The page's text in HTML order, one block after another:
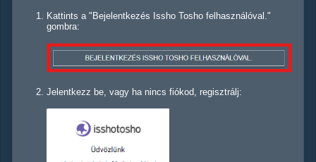
Kattints a "Bejelentkezés Issho Tosho felhasználóval."
gombra:
Jelentkezz be, vagy ha nincs fiókod, regisztrálj: